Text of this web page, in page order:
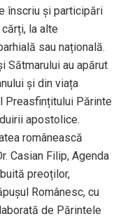
înscriu și participări
la alte
sau națională.
Sătmarului au apărut
și din viața
Preasfințitului Părinte
apostolice.
românească
Casian Filip, Agenda
preoților,
Românesc, cu
de Părintele